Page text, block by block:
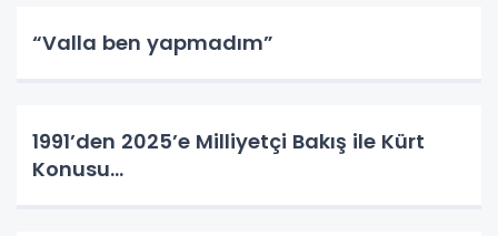
“Valla ben yapmadım”
1991’den 2025’e Milliyetçi Bakış ile Kürt
Konusu…